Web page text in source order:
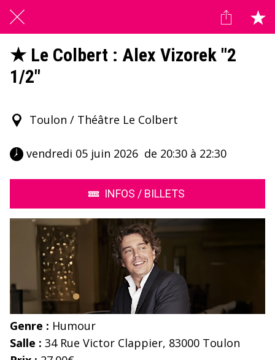
★ Le Colbert : Alex Vizorek "2
1/2"
Toulon / Théâtre Le Colbert
vendredi 05 juin 2026  de 20:30 à 22:30
INFOS / BILLETS
Genre : Humour
Salle : 34 Rue Victor Clappier, 83000 Toulon